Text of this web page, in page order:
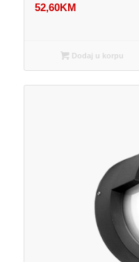
52,60KM
Dodaj u korpu